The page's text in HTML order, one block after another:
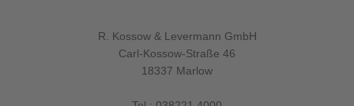
R. Kossow & Levermann GmbH
Carl-Kossow-Straße 46
18337 Marlow